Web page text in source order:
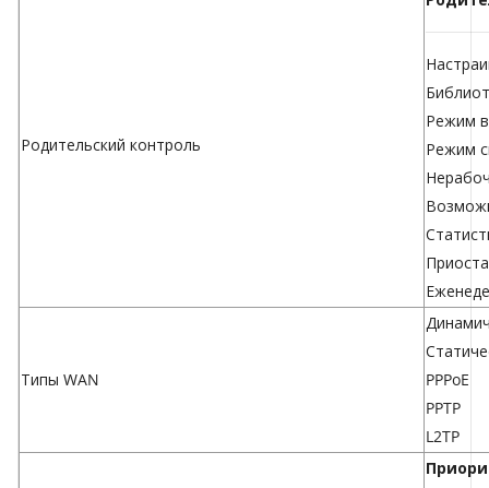
Родительский контроль
Режим
Режим
Типы WAN
PPPoE
PPTP
L2TP